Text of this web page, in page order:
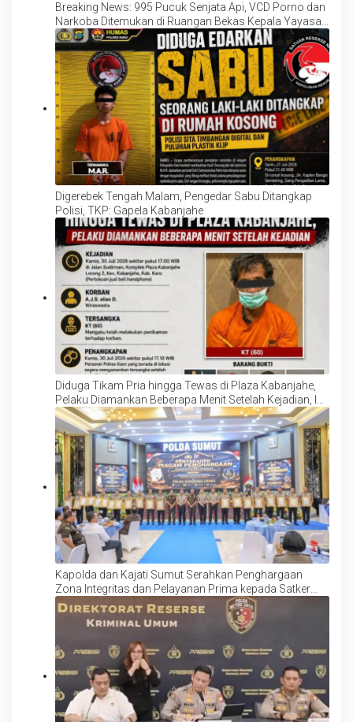
Breaking News: 995 Pucuk Senjata Api, VCD Porno dan
Narkoba Ditemukan di Ruangan Bekas Kepala Yayasan
Sekolah Swasta Kebayoran
Digerebek Tengah Malam, Pengedar Sabu Ditangkap
Polisi, TKP: Gapela Kabanjahe
Diduga Tikam Pria hingga Tewas di Plaza Kabanjahe,
Pelaku Diamankan Beberapa Menit Setelah Kejadian, Ini
Motifnya
Kapolda dan Kajati Sumut Serahkan Penghargaan
Zona Integritas dan Pelayanan Prima kepada Satker
Berprestasi